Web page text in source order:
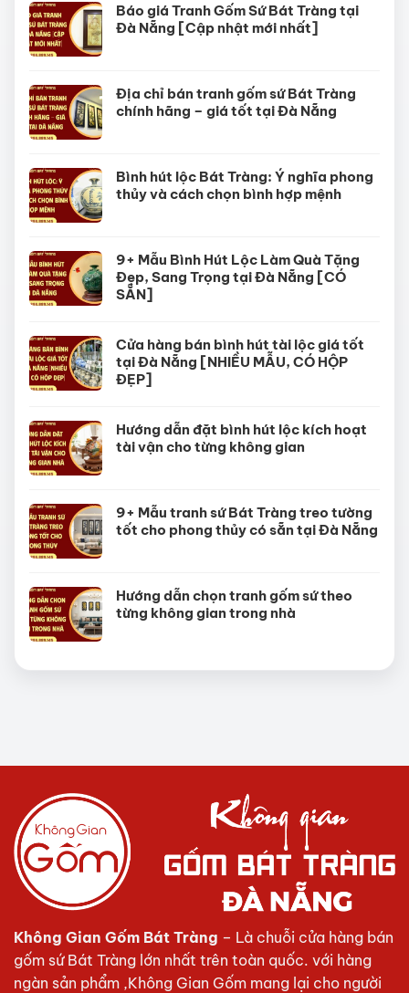
Báo giá Tranh Gốm Sứ Bát Tràng tại
Đà Nẵng [Cập nhật mới nhất]
Địa chỉ bán tranh gốm sứ Bát Tràng
chính hãng – giá tốt tại Đà Nẵng
Bình hút lộc Bát Tràng: Ý nghĩa phong
thủy và cách chọn bình hợp mệnh
9+ Mẫu Bình Hút Lộc Làm Quà Tặng
Đẹp, Sang Trọng tại Đà Nẵng [CÓ
SẴN]
Cửa hàng bán bình hút tài lộc giá tốt
tại Đà Nẵng [NHIỀU MẪU, CÓ HỘP
ĐẸP]
Hướng dẫn đặt bình hút lộc kích hoạt
tài vận cho từng không gian
9+ Mẫu tranh sứ Bát Tràng treo tường
tốt cho phong thủy có sẵn tại Đà Nẵng
Hướng dẫn chọn tranh gốm sứ theo
từng không gian trong nhà
Không Gian Gốm Bát Tràng – Là chuỗi cửa hàng bán
gốm sứ Bát Tràng lớn nhất trên toàn quốc. với hàng
ngàn sản phẩm ,Không Gian Gốm mang lại cho người